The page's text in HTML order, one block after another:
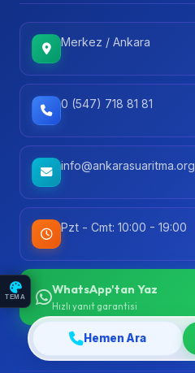
TEMA
Merkez / Ankara
0 (547) 718 81 81
info@ankarasuaritma.org
Pzt - Cmt: 10:00 - 19:00
WhatsApp'tan Yaz
Hızlı yanıt garantisi
Hemen Ara